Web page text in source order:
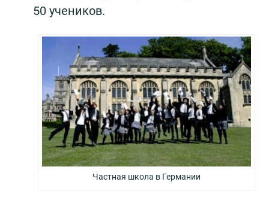
50 учеников.
Частная школа в Германии